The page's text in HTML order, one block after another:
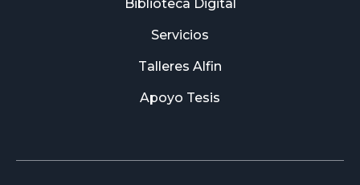
Biblioteca Digital
Servicios
Talleres Alfin
Apoyo Tesis